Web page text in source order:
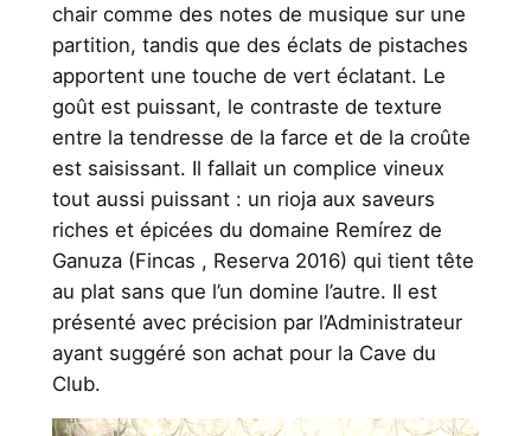
chair comme des notes de musique sur une
partition, tandis que des éclats de pistaches
apportent une touche de vert éclatant. Le
goût est puissant, le contraste de texture
entre la tendresse de la farce et de la croûte
est saisissant. Il fallait un complice vineux
tout aussi puissant : un rioja aux saveurs
riches et épicées du domaine Remírez de
Ganuza (Fincas , Reserva 2016) qui tient tête
au plat sans que l’un domine l’autre. Il est
présenté avec précision par l’Administrateur
ayant suggéré son achat pour la Cave du
Club.